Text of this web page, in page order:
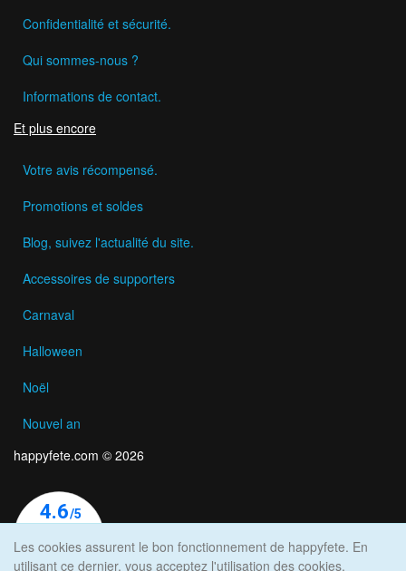
Confidentialité et sécurité.
Qui sommes-nous ?
Informations de contact.
Et plus encore
Votre avis récompensé.
Promotions et soldes
Blog, suivez l'actualité du site.
Accessoires de supporters
Carnaval
Halloween
Noël
Nouvel an
happyfete.com © 2026
Les cookies assurent le bon fonctionnement de happyfete. En
utilisant ce dernier, vous acceptez l'utilisation des cookies.